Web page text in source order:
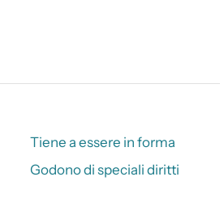
Tiene a essere in forma
Godono di speciali diritti